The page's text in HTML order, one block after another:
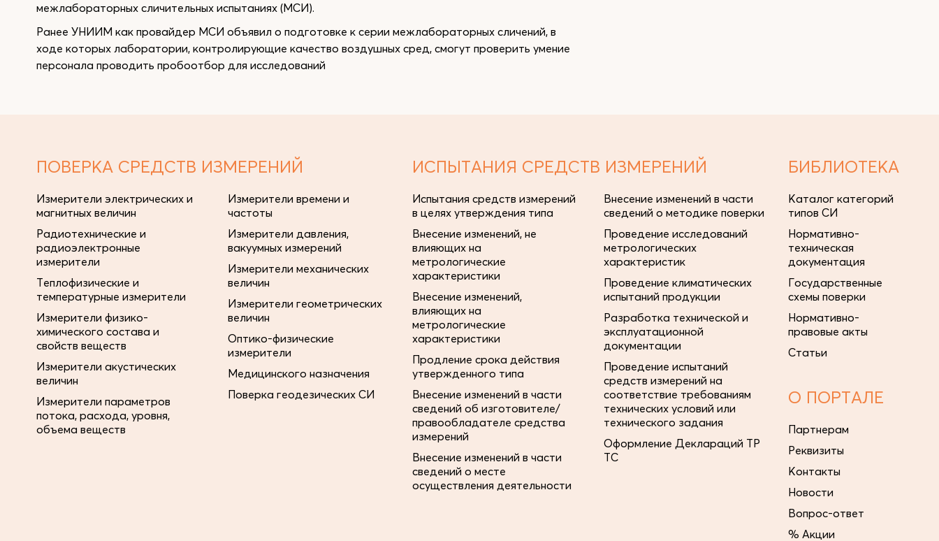
межлабораторных сличительных испытаниях (МСИ).
Ранее УНИИМ как провайдер МСИ объявил о подготовке к серии межлабораторных сличений, в
ходе которых лаборатории, контролирующие качество воздушных сред, смогут проверить умение
персонала проводить пробоотбор для исследований
ПОВЕРКА СРЕДСТВ ИЗМЕРЕНИЙ
Измерители электрических и
магнитных величин
Радиотехнические и
радиоэлектронные
измерители
Теплофизические и
температурные измерители
Измерители физико-
химического состава и
свойств веществ
Измерители акустических
величин
Измерители параметров
потока, расхода, уровня,
объема веществ
Измерители времени и
частоты
Измерители давления,
вакуумных измерений
Измерители механических
величин
Измерители геометрических
величин
Оптико-физические
измерители
Медицинского назначения
Поверка геодезических СИ
ИСПЫТАНИЯ СРЕДСТВ ИЗМЕРЕНИЙ
Испытания средств измерений
в целях утверждения типа
Внесение изменений, не
влияющих на
метрологические
характеристики
Внесение изменений,
влияющих на
метрологические
характеристики
Продление срока действия
утвержденного типа
Внесение изменений в части
сведений об изготовителе/
правообладателе средства
измерений
Внесение изменений в части
сведений о месте
осуществления деятельности
Внесение изменений в части
сведений о методике поверки
Проведение исследований
метрологических
характеристик
Проведение климатических
испытаний продукции
Разработка технической и
эксплуатационной
документации
Проведение испытаний
средств измерений на
соответствие требованиям
технических условий или
технического задания
Оформление Деклараций ТР
ТС
БИБЛИОТЕКА
Каталог категорий
типов СИ
Нормативно-
техническая
документация
Государственные
схемы поверки
Нормативно-
правовые акты
Статьи
О ПОРТАЛЕ
Партнерам
Реквизиты
Контакты
Новости
Вопрос-ответ
% Акции